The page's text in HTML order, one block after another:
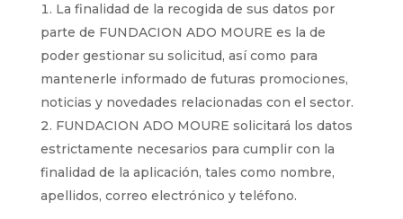
La finalidad de la recogida de sus datos por
parte de FUNDACION ADO MOURE es la de
poder gestionar su solicitud, así como para
mantenerle informado de futuras promociones,
noticias y novedades relacionadas con el sector.
FUNDACION ADO MOURE solicitará los datos
estrictamente necesarios para cumplir con la
finalidad de la aplicación, tales como nombre,
apellidos, correo electrónico y teléfono.